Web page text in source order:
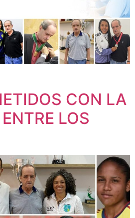
CON LA
LOS